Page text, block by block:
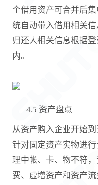
个借用资产可合并后
统自动带入借用相关信
归还人相关信息根据
内。
4.5 资产盘点
从资产购入企业开始
针对固定资产实物进
理中帐、卡、物不符
费、虚增资产和资产